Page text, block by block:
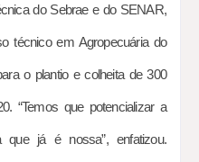
do Sebrae e do SENAR,
técnico em Agropecuária do
o plantio e colheita de 300
“Temos que potencializar a
que já é nossa”, enfatizou.